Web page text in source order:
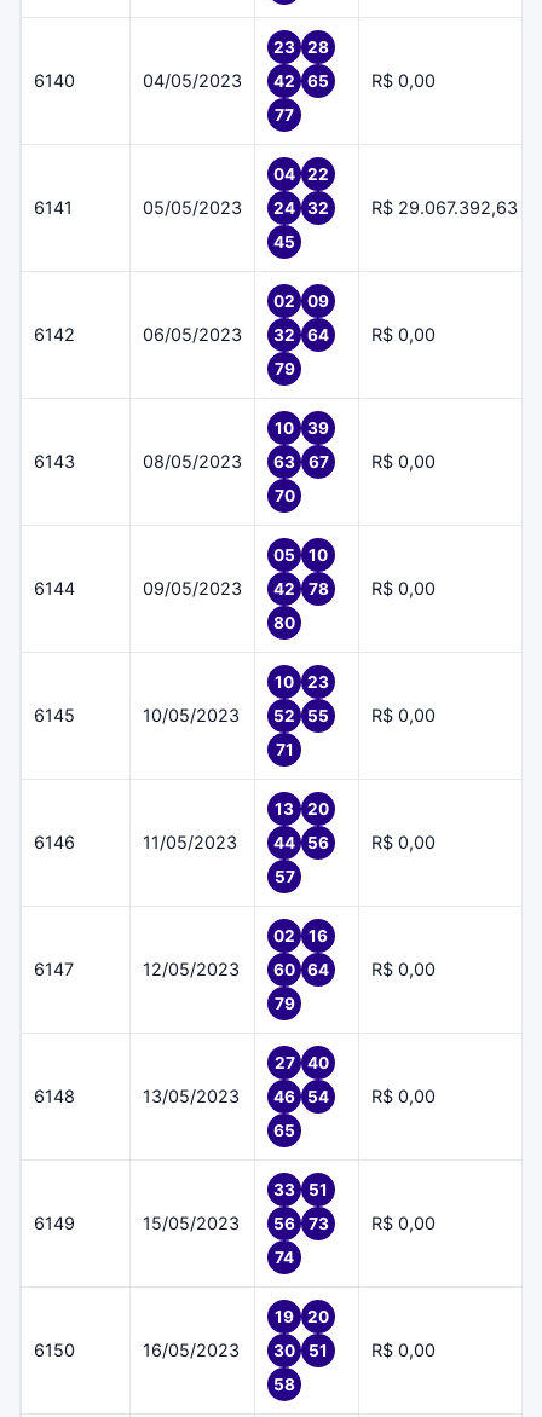
6140 04/05/2023
23
28
42
65
77
R$ 0,00
6141 05/05/2023
04
22
24
32
45
R$ 29.067.392,63
6142 06/05/2023
02
09
32
64
79
R$ 0,00
6143 08/05/2023
10
39
63
67
70
R$ 0,00
6144 09/05/2023
05
10
42
78
80
R$ 0,00
6145 10/05/2023
10
23
52
55
71
R$ 0,00
6146 11/05/2023
13
20
44
56
57
R$ 0,00
6147 12/05/2023
02
16
60
64
79
R$ 0,00
6148 13/05/2023
27
40
46
54
65
R$ 0,00
6149 15/05/2023
33
51
56
73
74
R$ 0,00
6150 16/05/2023
19
20
30
51
58
R$ 0,00